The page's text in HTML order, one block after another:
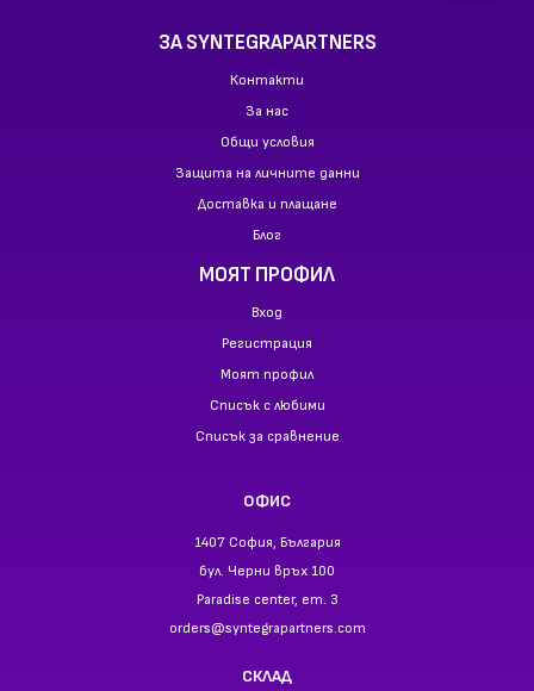
ЗА SYNTEGRAPARTNERS
Контакти
За нас
Общи условия
Защита на личните данни
Доставка и плащане
Блог
МОЯТ ПРОФИЛ
Вход
Регистрация
Моят профил
Списък с любими
Списък за сравнение
ОФИС
1407 София, България
бул. Черни връх 100
Paradise center, ет. 3
orders@syntegrapartners.com
СКЛАД